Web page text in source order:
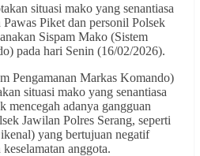
situasi mako yang senantiasa
Piket dan personil Polsek
Sispam Mako (Sistem
pada hari Senin (16/02/2026).
Pengamanan Markas Komando)
situasi mako yang senantiasa
mencegah adanya gangguan
Jawilan Polres Serang, seperti
yang bertujuan negatif
anggota.